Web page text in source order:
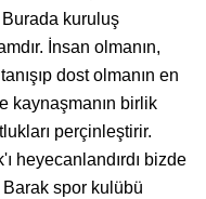
kuruluş
İnsan olmanın,
dost olmanın en
kaynaşmanın birlik
perçinleştirir.
heyecanlandırdı bizde
spor kulübü